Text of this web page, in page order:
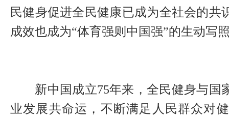
民健身促进全民健康已成为全社会的共
成效也成为“体育强则中国强”的生动写
新中国成立75年来，全民健身与国
业发展共命运，不断满足人民群众对